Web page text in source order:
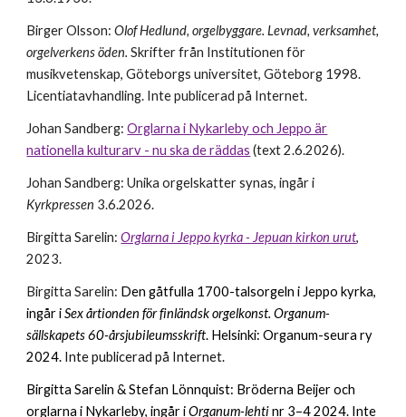
Birger Olsson:Olof Hedlund, orgelbyggare. Levnad, verksamhet,
orgelverkens öden. Skrifter från Institutionen för
musikvetenskap, Göteborgs universitet, Göteborg 1998.
Licentiatavhandling. Inte publicerad på Internet.
Johan Sandberg:Orglarna i Nykarleby och Jeppo är
nationella kulturarv - nu ska de räddas (text 2.6.2026).
Johan Sandberg: Unika orgelskatter synas, ingår i
Kyrkpressen 3.6.2026.
Birgitta Sarelin:Orglarna i Jeppo kyrka - Jepuan kirkon urut,
2023.
Birgitta Sarelin: Den gåtfulla 1700-talsorgeln i Jeppo kyrka,
ingår iSex årtionden för finländsk orgelkonst. Organum-
sällskapets 60-årsjubileumsskrift. Helsinki: Organum-seura ry
2024. Inte publicerad på Internet.
Birgitta Sarelin & Stefan Lönnquist: Bröderna Beijer och
orglarna i Nykarleby, ingår iOrganum-lehtinr 3–4 2024. Inte